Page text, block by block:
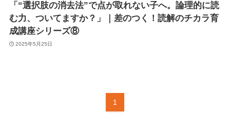
「“選択肢の消去法”で点が取れない子へ。論理的に読
む力、ついてますか？」｜差のつく！読解のチカラ育
成講座シリーズ⑧
2025年5月25日
1